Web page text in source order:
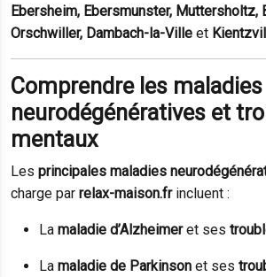
Ebersheim, Ebersmunster, Muttersholtz,
Orschwiller, Dambach-la-Ville et
Comprendre les maladies
neurodégénératives et
mentaux
Les principales maladies
charge par relax-maison.frincluent :
La maladie d’Alzheimeret ses
La maladie de Parkinson et ses